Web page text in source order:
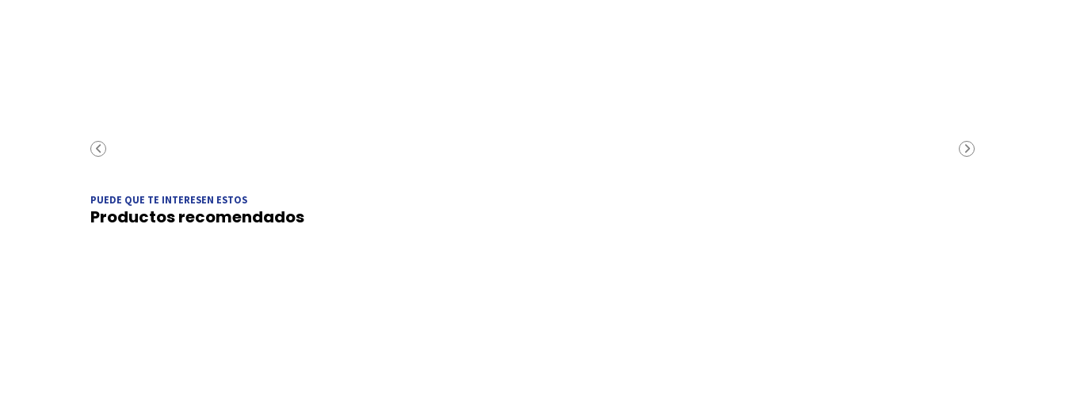
PUEDE QUE TE INTERESEN ESTOS
Productos recomendados